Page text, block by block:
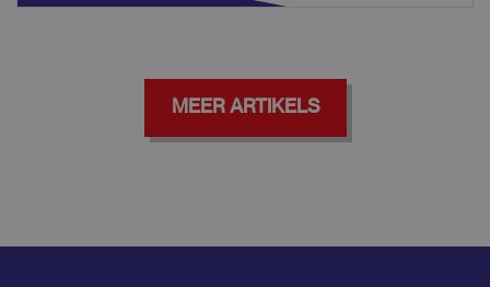
MEER ARTIKELS